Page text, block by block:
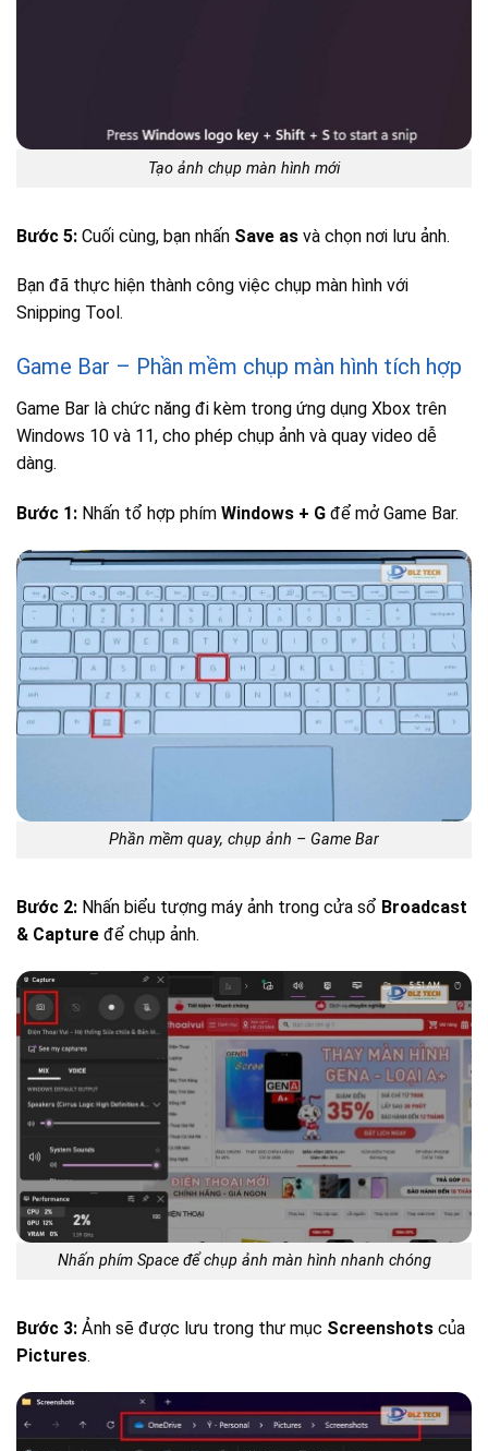
Tạo ảnh chụp màn hình mới
Bước 5: Cuối cùng, bạn nhấn Save as và chọn nơi lưu ảnh.
Bạn đã thực hiện thành công việc chụp màn hình với
Snipping Tool.
Game Bar – Phần mềm chụp màn hình tích hợp
Game Bar là chức năng đi kèm trong ứng dụng Xbox trên
Windows 10 và 11, cho phép chụp ảnh và quay video dễ
dàng.
Bước 1: Nhấn tổ hợp phím Windows + G để mở Game Bar.
Phần mềm quay, chụp ảnh – Game Bar
Bước 2: Nhấn biểu tượng máy ảnh trong cửa sổ Broadcast
& Capture để chụp ảnh.
Nhấn phím Space để chụp ảnh màn hình nhanh chóng
Bước 3: Ảnh sẽ được lưu trong thư mục Screenshots của
Pictures.